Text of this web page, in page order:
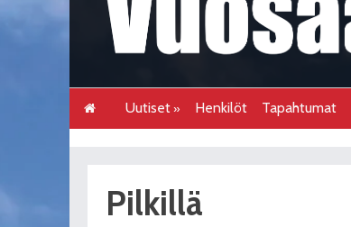
Uutiset Henkilöt Tapahtumat
Pilkillä